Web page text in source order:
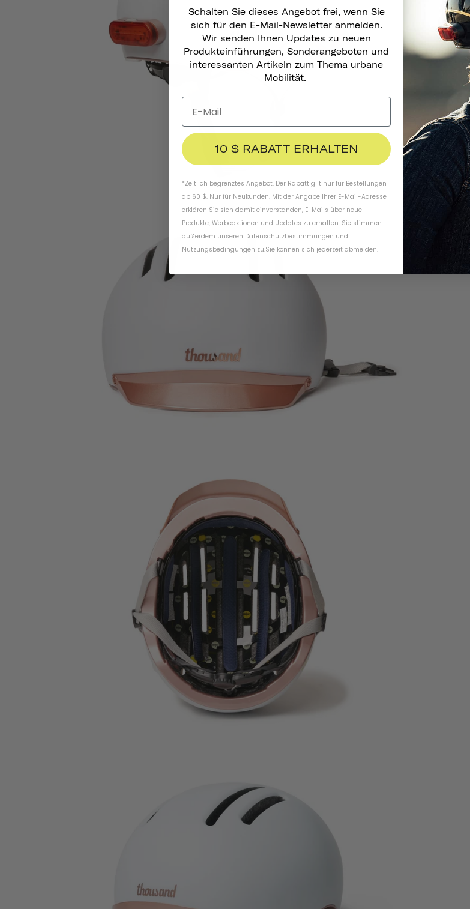
Schalten Sie dieses Angebot frei, wenn Sie
sich für den E-Mail-Newsletter anmelden.
Wir senden Ihnen Updates zu neuen
Produkteinführungen, Sonderangeboten und
interessanten Artikeln zum Thema urbane
Mobilität.
10 $ RABATT ERHALTEN
*Zeitlich begrenztes Angebot. Der Rabatt gilt nur für Bestellungen
ab 60 $. Nur für Neukunden. Mit der Angabe Ihrer E-Mail-Adresse
erklären Sie sich damit einverstanden, E-Mails über neue
Produkte, Werbeaktionen und Updates zu erhalten. Sie stimmen
außerdem unseren Datenschutzbestimmungen und
Nutzungsbedingungen zu.Sie können sich jederzeit abmelden.